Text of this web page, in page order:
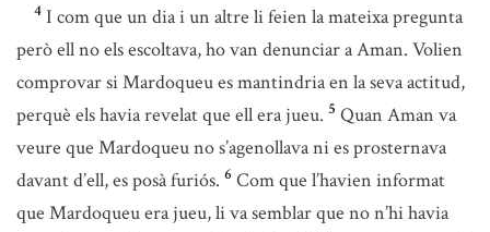
4 I com que un dia i un altre li feien la mateixa pregunta
però ell no els escoltava, ho van denunciar a Aman. Volien
comprovar si Mardoqueu es mantindria en la seva actitud,
perquè els havia revelat que ell era jueu. 5 Quan Aman va
veure que Mardoqueu no s’agenollava ni es prosternava
davant d’ell, es posà furiós. 6 Com que l’havien informat
que Mardoqueu era jueu, li va semblar que no n’hi havia